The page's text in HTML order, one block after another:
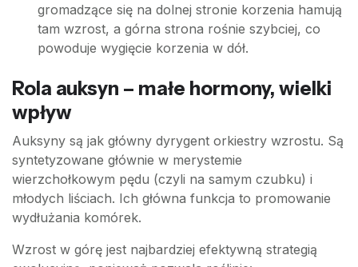
gromadzące się na dolnej stronie korzenia hamują
tam wzrost, a górna strona rośnie szybciej, co
powoduje wygięcie korzenia w dół.
Rola auksyn – małe hormony, wielki
wpływ
Auksyny są jak główny dyrygent orkiestry wzrostu. Są
syntetyzowane głównie w merystemie
wierzchołkowym pędu (czyli na samym czubku) i
młodych liściach. Ich główna funkcja to promowanie
wydłużania komórek.
Wzrost w górę jest najbardziej efektywną strategią